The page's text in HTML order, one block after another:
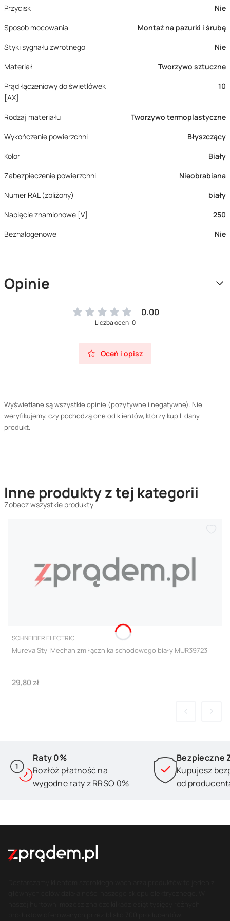
Przycisk
Nie
Sposób mocowania
Montaż na pazurki i śrubę
Styki sygnału zwrotnego
Nie
Materiał
Tworzywo sztuczne
Prąd łączeniowy do świetlówek
[AX]
10
Rodzaj materiału
Tworzywo termoplastyczne
Wykończenie powierzchni
Błyszczący
Kolor
Biały
Zabezpieczenie powierzchni
Nieobrabiana
Numer RAL (zbliżony)
biały
Napięcie znamionowe [V]
250
Bezhalogenowe
Nie
Opinie
0.00
Liczba ocen: 0
Oceń i opisz
Wyświetlane są wszystkie opinie (pozytywne i negatywne). Nie
weryfikujemy, czy pochodzą one od klientów, którzy kupili dany
produkt.
Inne produkty z tej kategorii
Zobacz wszystkie produkty
PRODUCENT
SCHNEIDER ELECTRIC
Mureva Styl Mechanizm łącznika schodowego biały MUR39723
Cena
29,80 zł
Raty 0%
Rozłóż płatność na
wygodne raty z RRSO 0%
Bezpieczne
Kupujesz
od